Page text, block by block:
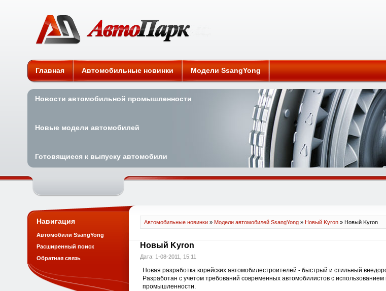
Главная Автомобильные новинки Модели SsangYong
Новости автомобильной промышленности
Новые модели автомобилей
Готовящиеся к выпуску автомобили
Автомобильные новинки» Модели автомобилей SsangYong» Новый Kyron» Новый Kyron
Новый Kyron
Дата: 1-08-2011, 15:11
Новая разработка корейских автомобилестроителей - быстрый и стильный
Разработан с учетом требований современных автомобилистов с
промышленности.
Навигация
Автомобили SsangYong
Расширенный поиск
Обратная связь